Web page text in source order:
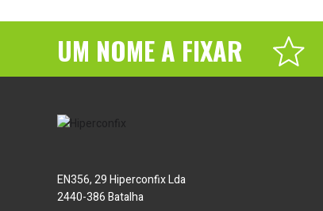
UM NOME A FIXAR
EN356, 29 Hiperconfix Lda
2440-386 Batalha